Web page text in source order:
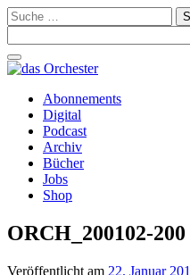
Suche
nach:
Schalte
Navigation
Zum
Inhalt
springen
Abonnements
Digital
Podcast
Archiv
Bücher
Jobs
Shop
ORCH_200102-200
Veröffentlicht am 22. Januar